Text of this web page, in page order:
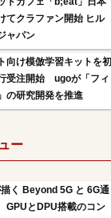
てクラファン開始 ヒル
ャパン
向け模倣学習キットを初
受注開始 ugoが「フィ
の研究開発を推進
ー
く Beyond 5G と 6G通
とDPU搭載のコン